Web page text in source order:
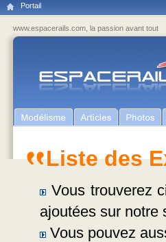
Portail
www.espacerails.com, la passion avant tout
Liste des
Vous trouverez
ajoutées sur notre
Vous pouvez